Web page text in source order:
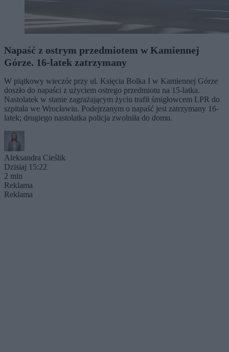
Napaść z ostrym przedmiotem w Kamiennej
Górze. 16-latek zatrzymany
W piątkowy wieczór przy ul. Księcia Bolka I w Kamiennej Górze
doszło do napaści z użyciem ostrego przedmiotu na 15-latka.
Nastolatek w stanie zagrażającym życiu trafił śmigłowcem LPR do
szpitala we Wrocławiu. Podejrzanym o napaść jest zatrzymany 16-
latek; drugiego nastolatka policja zwolniła do domu.
Aleksandra Cieślik
Dzisiaj 15:22
2 min
Reklama
Reklama